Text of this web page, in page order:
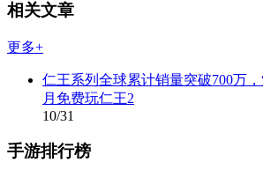
相关文章
更多+
仁王系列全球累计销量突破700万，
月免费玩仁王2
10/31
手游排行榜